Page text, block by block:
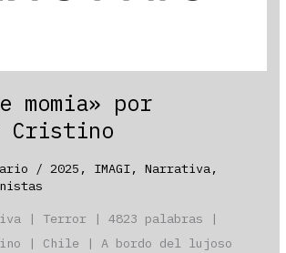
momia» por
Cristino
/ 2025 , IMAGI,Narrativa ,
| Terror | 4823 palabras |
| Chile | A bordo del lujoso